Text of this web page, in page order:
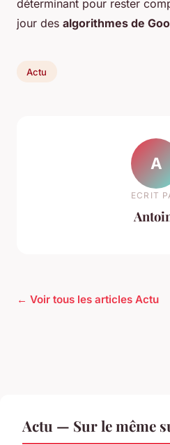
déterminant pour rester
jour des algorithmes de
Actu
A
ECRIT
← Voir tous les articles Actu
Actu — Sur le même